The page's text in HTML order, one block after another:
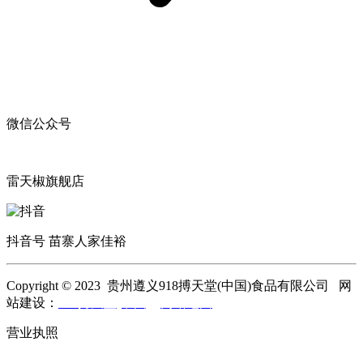
微信公众号
雷天椒旗舰店
抖音号 苗寨人家佳裕
Copyright © 2023 贵州遵义918搏天堂(中国)食品有限公司 网
站建设：
营业执照